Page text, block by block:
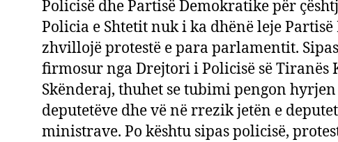
Policisë dhe Partisë Demokratike për
Policia e Shtetit nuk i ka dhënë leje
zhvillojë protestë e para parlamentit.
firmosur nga Drejtori i Policisë së Tiranës
Skënderaj, thuhet se tubimi pengon
deputetëve dhe vë në rrezik jetën e
ministrave. Po kështu sipas policisë,